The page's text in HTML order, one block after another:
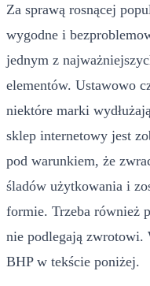
Za sprawą rosnącej
wygodne i
jednym z
elementów. Ustawowo
niektóre marki
sklep internetowy jest
pod warunkiem, że
śladów użytkowania i
formie. Trzeba również
nie podlegają zwrotowi.
BHP w tekście poniżej.